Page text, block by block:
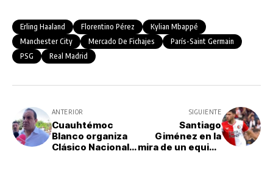
Erling Haaland Florentino Pérez
Kylian Mbappé
Manchester City
Mercado De Fichajes
París-Saint Germain
PSG
Real Madrid
ANTERIOR
Cuauhtémoc
Blanco organiza
Clásico Nacional
SIGUIENTE
Santiago
Giménez en la
mira de un equipo